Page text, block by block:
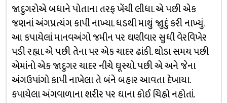
જાદુગરોએ બધાને પોતાના તરફ ખેંચી લીધા. એ પછી એક
જણનાં અંગપ્રત્યંગ કાપી નાખ્યા. ધડથી માથું જાુદું કરી નાખ્યું.
આ કપાયેલાં માનવઅંગો જમીન પર ઘણીવાર સુધી વેરવિખેર
પડી રહ્યા. એ પછી તેના પર એક ચાદર ઢાંકી. થોડા સમય પછી
એમાંનો એક જાદુગર ચાદર નીચે ઘૂસ્યો. પછી એ અને જેના
અંગઉપાંગો કાપી નાખેલા તે બંને બહાર આવતા દેખાયા.
કપાયેલા અંગવાળાના શરીર પર ઘાના કોઈ ચિહ્નો નહોતાં.